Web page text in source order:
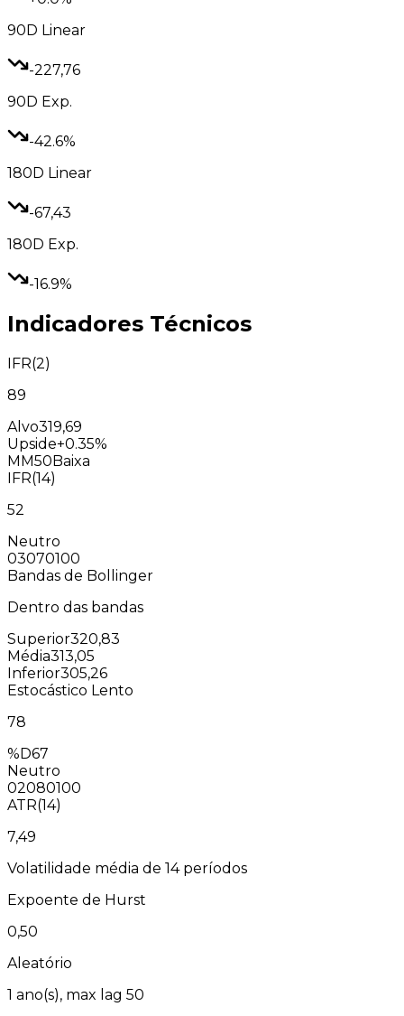
90D Linear
-227,76
90D Exp.
-42.6%
180D Linear
-67,43
180D Exp.
-16.9%
Indicadores Técnicos
IFR(2)
89
Alvo319,69
Upside+0.35%
MM50Baixa
IFR(14)
52
Neutro
03070100
Bandas de Bollinger
Dentro das bandas
Superior320,83
Média313,05
Inferior305,26
Estocástico Lento
78
%D67
Neutro
02080100
ATR(14)
7,49
Volatilidade média de 14 períodos
Expoente de Hurst
0,50
Aleatório
1 ano(s), max lag 50